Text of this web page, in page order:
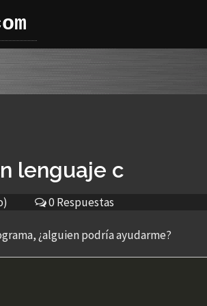
lenguaje c
0 Respuestas
¿alguien podría ayudarme?